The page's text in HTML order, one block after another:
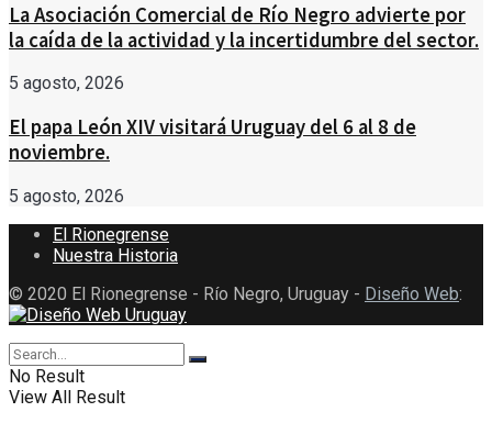
La Asociación Comercial de Río Negro advierte por
la caída de la actividad y la incertidumbre del sector.
5 agosto, 2026
El papa León XIV visitará Uruguay del 6 al 8 de
noviembre.
5 agosto, 2026
El Rionegrense
Nuestra Historia
© 2020 El Rionegrense - Río Negro, Uruguay - Diseño Web:
No Result
View All Result